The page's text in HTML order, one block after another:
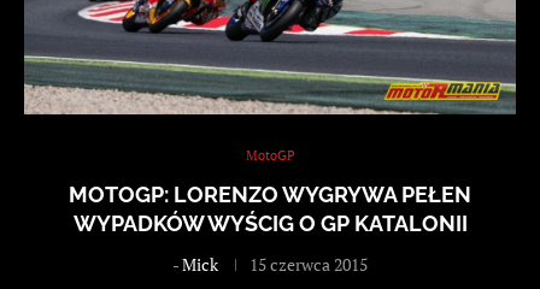
MotoGP
MOTOGP: LORENZO WYGRYWA PEŁEN
WYPADKÓW WYŚCIG O GP KATALONII
-Mick 15 czerwca 2015